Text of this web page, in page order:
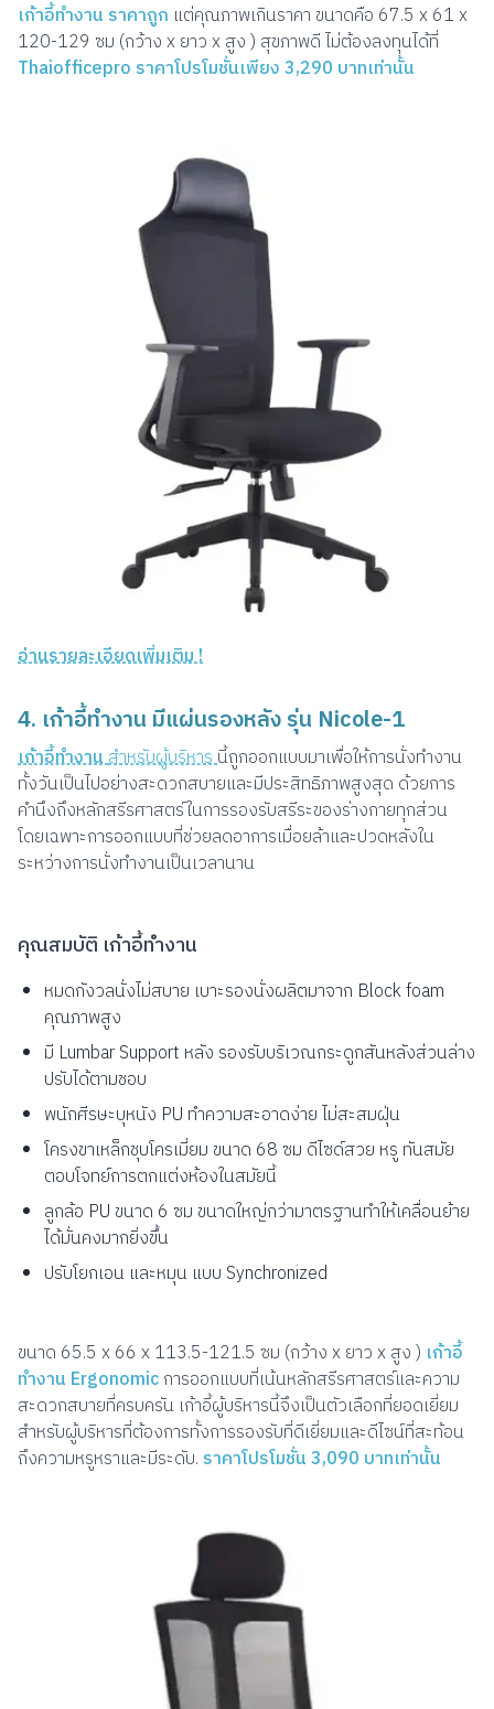
เก้าอี้ทำงาน ราคาถูก แต่คุณภาพเกินราคา ขนาดคือ 67.5 x 61 x
120-129 ซม (กว้าง x ยาว x สูง ) สุขภาพดี ไม่ต้องลงทุนได้ที่
Thaiofficepro ราคาโปรโมชั่นเพียง 3,290 บาทเท่านั้น
อ่านรายละเอียดเพิ่มเติม !
4. เก้าอี้ทำงาน มีแผ่นรองหลัง รุ่น Nicole-1
เก้าอี้ทำงานสำหรับผู้บริหารนี้ถูกออกแบบมาเพื่อให้การนั่งทำงาน
ทั้งวันเป็นไปอย่างสะดวกสบายและมีประสิทธิภาพสูงสุด ด้วยการ
คำนึงถึงหลักสรีรศาสตร์ในการรองรับสรีระของร่างกายทุกส่วน
โดยเฉพาะการออกแบบที่ช่วยลดอาการเมื่อยล้าและปวดหลังใน
ระหว่างการนั่งทำงานเป็นเวลานาน
คุณสมบัติ เก้าอี้ทำงาน
หมดกังวลนั่งไม่สบาย เบาะรองนั่งผลิตมาจาก Block foam
คุณภาพสูง
มี Lumbar Support หลัง รองรับบริเวณกระดูกสันหลังส่วนล่าง
ปรับได้ตามชอบ
พนักศีรษะบุหนัง PU ทำความสะอาดง่าย ไม่สะสมฝุ่น
โครงขาเหล็กชุบโครเมี่ยม ขนาด 68 ซม ดีไซด์สวย หรู ทันสมัย
ตอบโจทย์การตกแต่งห้องในสมัยนี้
ลูกล้อ PU ขนาด 6 ซม ขนาดใหญ่กว่ามาตรฐานทำให้เคลื่อนย้าย
ได้มั่นคงมากยิ่งขึ้น
ปรับโยกเอน และหมุน แบบ Synchronized
ขนาด 65.5 x 66 x 113.5-121.5 ซม (กว้าง x ยาว x สูง ) เก้าอี้
ทำงาน Ergonomicการออกแบบที่เน้นหลักสรีรศาสตร์และความ
สะดวกสบายที่ครบครัน เก้าอี้ผู้บริหารนี้จึงเป็นตัวเลือกที่ยอดเยี่ยม
สำหรับผู้บริหารที่ต้องการทั้งการรองรับที่ดีเยี่ยมและดีไซน์ที่สะท้อน
ถึงความหรูหราและมีระดับ. ราคาโปรโมชั่น 3,090 บาทเท่านั้น